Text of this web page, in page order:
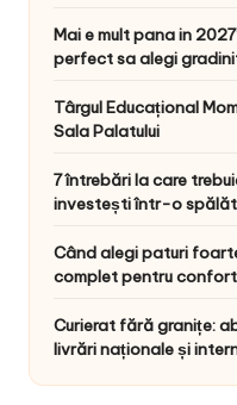
Mai e mult pana in
perfect sa alegi
Târgul Educațional
Sala Palatului
7 întrebări la care
investești într-o
Când alegi paturi
complet pentru
Curierat fără granițe:
livrări naționale și